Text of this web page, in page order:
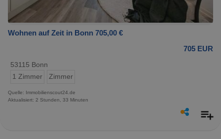
Wohnen auf Zeit in Bonn 705,00 €
705 EUR
53115 Bonn
1 Zimmer
Zimmer
Quelle: Immobilienscout24.de
Aktualisiert: 2 Stunden, 33 Minuten